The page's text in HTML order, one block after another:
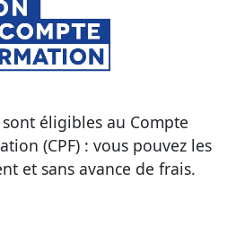
éligibles au Compte
(CPF) : vous pouvez les
et sans avance de frais.